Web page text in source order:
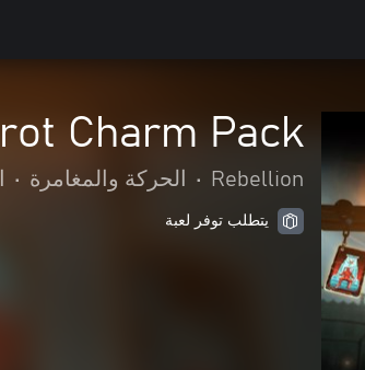
Charm Pack
Rebellion
• الحركة والمغامرة •
يتطلب توفر لعبة